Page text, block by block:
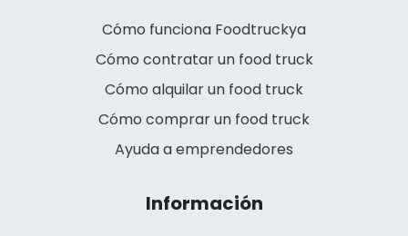
Cómo funciona Foodtruckya
Cómo contratar un food truck
Cómo alquilar un food truck
Cómo comprar un food truck
Ayuda a emprendedores
Información